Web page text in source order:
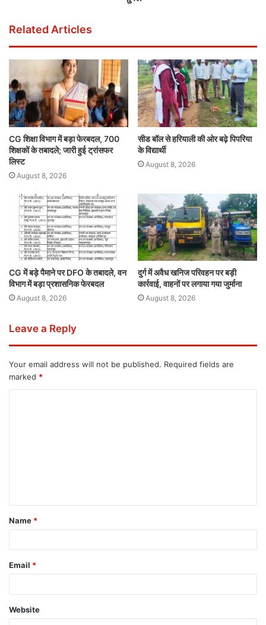
Related Articles
CG शिक्षा विभाग में बड़ा फेरबदल, 700
शिक्षकों के तबादले; जारी हुई ट्रांसफर
लिस्ट
August 8, 2026
सीड बॉल से हरियाली की ओर बढ़े पिपरिया
के विद्यार्थी
August 8, 2026
CG में बड़े पैमाने पर DFO के तबादले, वन
विभाग में बड़ा प्रशासनिक फेरबदल
August 8, 2026
दुर्ग में अवैध खनिज परिवहन पर बड़ी
कार्रवाई, वाहनों पर लगाया गया जुर्माना
August 8, 2026
Leave a Reply
Your email address will not be published. Required fields are
marked *
Name *
Email *
Website